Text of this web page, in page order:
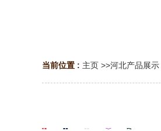
当前位置 : 主页 >>河北产品展示